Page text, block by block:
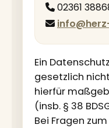
02361
Ein
gesetzlich
hierfür
(insb. § 38
Bei Fragen